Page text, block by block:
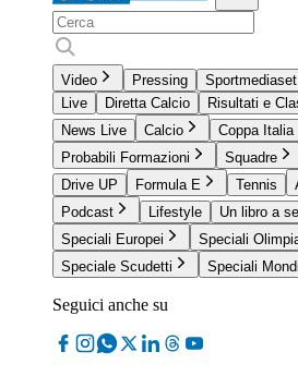
Video Pressing
Live
Diretta Calcio
Risultati e
News Live
Calcio Coppa Italia
Probabili Formazioni
Squadre
Drive UP
Formula E Tennis
Podcast
Lifestyle
Un libro a
Speciali Europei
Speciali
Speciale Scudetti
Speciali
Seguici anche su